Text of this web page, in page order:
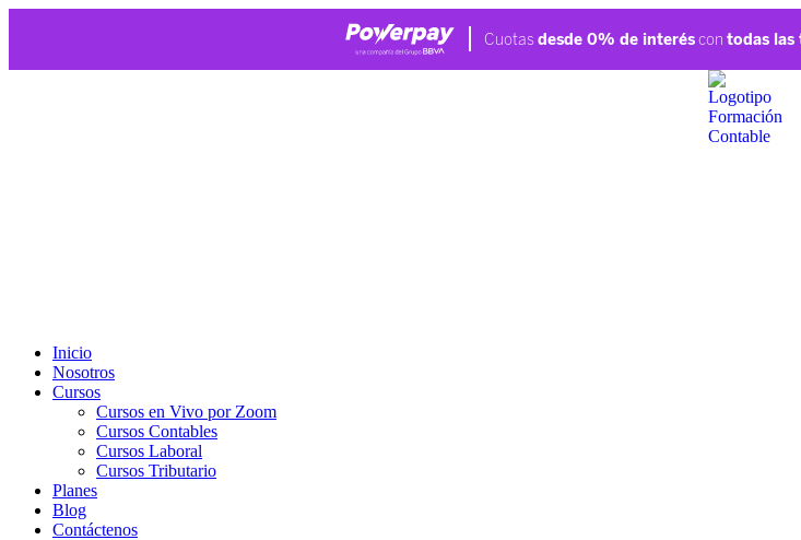
Inicio
Nosotros
Cursos
Cursos en Vivo por Zoom
Cursos Contables
Cursos Laboral
Cursos Tributario
Planes
Blog
Contáctenos